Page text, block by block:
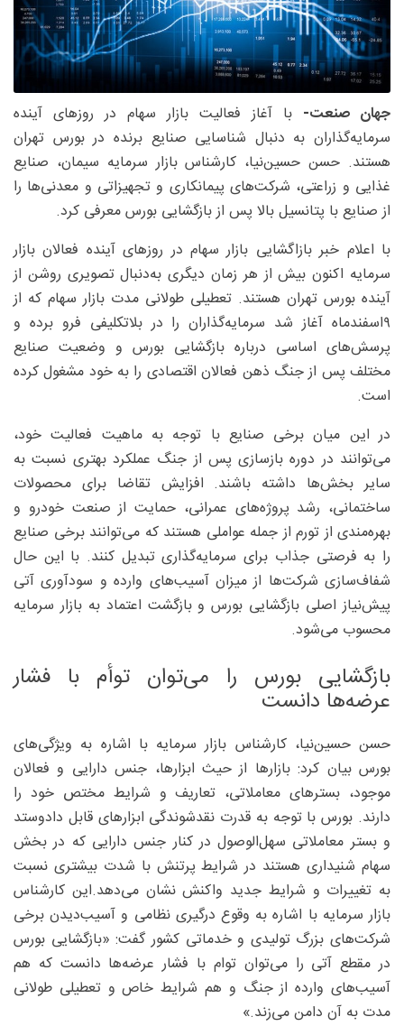
جهان صنعت- با آغاز فعالیت بازار سهام در روزهای آینده
سرمایه‌گذاران به دنبال شناسایی صنایع برنده در بورس تهران
هستند. حسن حسین‌نیا، کارشناس بازار سرمایه سیمان، صنایع
غذایی و زراعتی، شرکت‌های پیمانکاری و تجهیزاتی و معدنی‌ها را
از صنایع با پتانسیل بالا پس از بازگشایی بورس معرفی کرد.
با اعلام خبر بازاگشایی بازار سهام در روزهای آینده فعالان بازار
سرمایه اکنون بیش از هر زمان دیگری به‌دنبال تصویری روشن از
آینده بورس تهران هستند. تعطیلی طولانی مدت بازار سهام که از
۹اسفند‌ماه آغاز شد سرمایه‌گذاران را در بلاتکلیفی فرو برده و
پرسش‌های اساسی درباره بازگشایی بورس و وضعیت صنایع
مختلف پس از جنگ ذهن فعالان اقتصادی را به خود مشغول کرده
است.
در این میان برخی صنایع با توجه به ماهیت فعالیت خود،
می‌توانند در دوره بازسازی پس از جنگ عملکرد بهتری نسبت به
سایر بخش‌ها داشته باشند. افزایش تقاضا برای محصولات
ساختمانی، رشد پروژه‌های عمرانی، حمایت از صنعت خودرو و
بهره‌مندی از تورم از جمله عواملی هستند که می‌توانند برخی صنایع
را به فرصتی جذاب برای سرمایه‌گذاری تبدیل کنند. با این حال
شفاف‌سازی شرکت‌ها از میزان آسیب‌های وارده و سودآوری آتی
پیش‌نیاز اصلی بازگشایی بورس و بازگشت اعتماد به بازار سرمایه
محسوب می‌شود.
بازگشایی بورس را می‌توان توأم با فشار
عرضه‌ها دانست
حسن حسین‌نیا، کارشناس بازار سرمایه با اشاره به ویژگی‌های
بورس بیان کرد: بازارها از حیث ابزارها، جنس دارایی و فعالان
موجود، بسترهای معاملاتی، تعاریف و شرایط مختص خود را
دارند. بورس با توجه به قدرت نقدشوندگی ابزارهای قابل دادوستد
و بستر معاملاتی سهل‌الوصول در کنار جنس دارایی که در بخش
سهام شنیداری هستند در شرایط پرتنش با شدت بیشتری نسبت
به تغییرات و شرایط جدید واکنش نشان می‌دهد.این کارشناس
بازار سرمایه با اشاره به وقوع درگیری نظامی و آسیب‌دیدن برخی
شرکت‌های بزرگ تولیدی و خدماتی کشور گفت: «بازگشایی بورس
در مقطع آتی را می‌توان توام با فشار عرضه‌ها دانست که هم
آسیب‌های وارده از جنگ و هم شرایط خاص و تعطیلی طولانی
مدت به آن دامن می‌زند.»